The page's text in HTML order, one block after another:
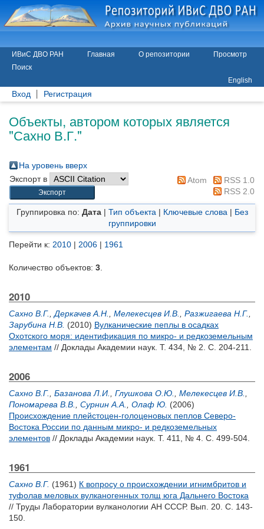
ИВиС ДВО РАН Главная О репозитории
Просмотр
Поиск
English
Вход Регистрация
Объекты, автором которых является
"Сахно В.Г."
На уровень вверх
Экспорт в
Atom
RSS 1.0
RSS 2.0
Группировка по: Дата| Тип объекта | Ключевые слова | Без
группировки
Перейти к: 2010 | 2006 | 1961
Количество объектов: 3
2010
Сахно В.Г. Деркачев А.Н. Мелекесцев И.В. Разжигаева Н.Г.
Зарубина Н.В. (2010) Вулканические пеплы в осадках
Охотского моря: идентификация по микро- и редкоземельным
элементам // Доклады Академии наук. Т. 434, № 2. С. 204-211.
2006
Сахно В.Г. Базанова Л.И. Глушкова О.Ю. Мелекесцев И.В.
Пономарева В.В.
Сурнин А.А. Олаф Ю. (2006)
Происхождение плейстоцен-голоценовых пеплов Северо-
Востока России по данным микро- и редкоземельных
элементов // Доклады Академии наук. Т. 411, № 4. С. 499-504.
1961
Сахно В.Г. (1961) К вопросу о происхождении игнимбритов и
туфолав меловых вулканогенных толщ юга Дальнего Востока
// Труды Лаборатории вулканологии АН СССР. Вып. 20. С. 143-
150.